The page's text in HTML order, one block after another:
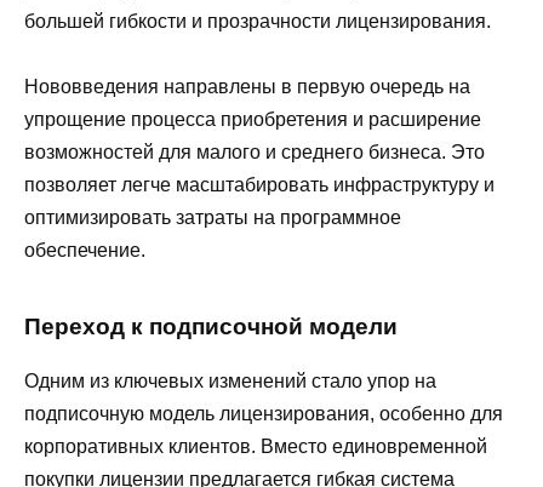
большей гибкости и прозрачности лицензирования.
Нововведения направлены в первую очередь на
упрощение процесса приобретения и расширение
возможностей для малого и среднего бизнеса. Это
позволяет легче масштабировать инфраструктуру и
оптимизировать затраты на программное
обеспечение.
Переход к подписочной модели
Одним из ключевых изменений стало упор на
подписочную модель лицензирования, особенно для
корпоративных клиентов. Вместо единовременной
покупки лицензии предлагается гибкая система